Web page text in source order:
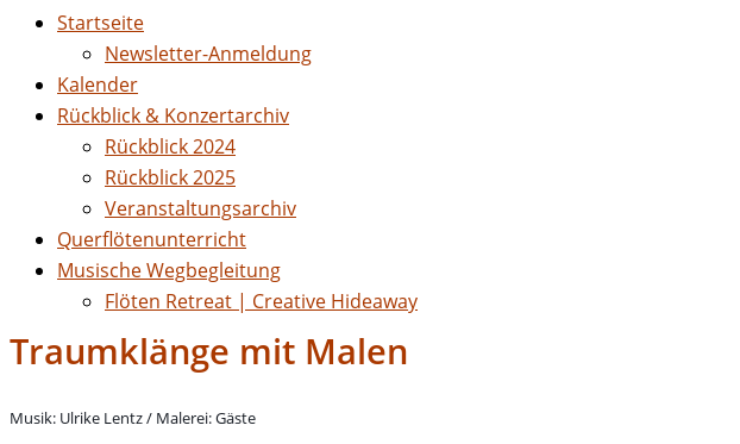
Startseite
Newsletter-Anmeldung
Kalender
Rückblick & Konzertarchiv
Rückblick 2024
Rückblick 2025
Veranstaltungsarchiv
Querflötenunterricht
Musische Wegbegleitung
Flöten Retreat | Creative Hideaway
Traumklänge mit Malen
Musik: Ulrike Lentz / Malerei: Gäste